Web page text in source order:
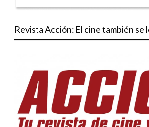
Revista Acción: El cine también se